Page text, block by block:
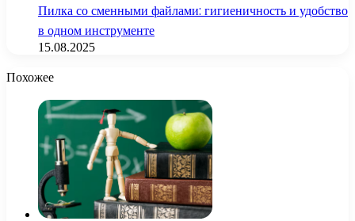
Пилка со сменными файлами: гигиеничность и удобство
в одном инструменте
15.08.2025
Похожее